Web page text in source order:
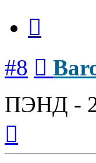
#8
ПЭНД -
началу